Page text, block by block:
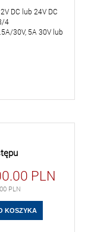
DC lub 24V DC
4
30V, 5A 30V lub
PLN
PLN